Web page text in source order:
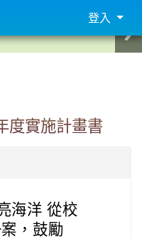
度實施計畫書
海洋 從校
，鼓勵
登入